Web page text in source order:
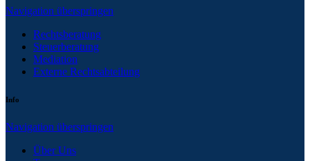
Navigation überspringen
Rechtsberatung
Steuerberatung
Mediation
Externe Rechtsabteilung
Info
Navigation überspringen
Über Uns